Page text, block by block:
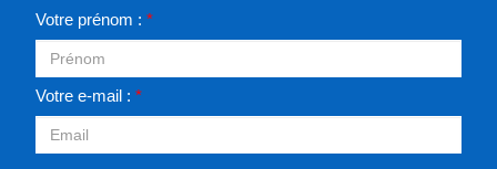
Votre prénom : *
Votre e-mail : *